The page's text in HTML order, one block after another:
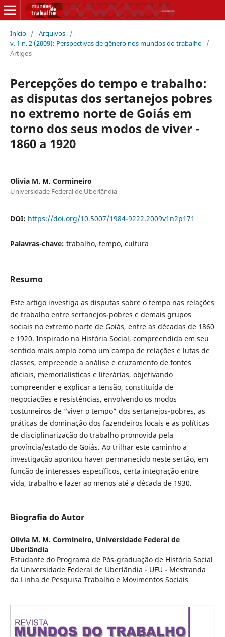
Início / Arquivos /
v. 1 n. 2 (2009): Perspectivas de gênero nos mundos do trabalho /
Artigos
Percepções do tempo e trabalho:
as disputas dos sertanejos pobres
no extremo norte de Goiás em
torno dos seus modos de viver -
1860 a 1920
Olivia M. M. Cormineiro
Universidade Federal de Uberlândia
DOI: https://doi.org/10.5007/1984-9222.2009v1n2p171
Palavras-chave: trabalho, tempo, cultura
Resumo
Este artigo investiga as disputas sobre o tempo nas relações
de trabalho entre sertanejos-pobres e demais grupos
sociais no extremo norte de Goiás, entre as décadas de 1860
e 1920. Inspirado na História Social, compreendida em seu
sentido mais amplo como um campo de relações e lutas de
classes, empreende a análise e cruzamento de fontes
oficiais, memorialísticas e literárias, objetivando
compreender e explicar a tensão, constituída de
negociações e resistências, envolvendo os modos
costumeiros de “viver o tempo” dos sertanejos-pobres, as
práticas de dominação dos fazendeiros locais e as políticas
de disciplinarização do trabalho promovida pela
província/estado de Goiás. Ao trilhar este caminho a
investigação apontou haver permanecido neste sertão, em
função de interesses específicos, certa integração entre
vida, trabalho e lazer ao menos até a década de 1930.
Biografia do Autor
Olivia M. M. Cormineiro, Universidade Federal de
Uberlândia
Estudante do Programa de Pós-graduação de História Social
da Universidade Federal de Uberlândia - UFU - Mestranda
da Linha de Pesquisa Trabalho e Movimentos Sociais